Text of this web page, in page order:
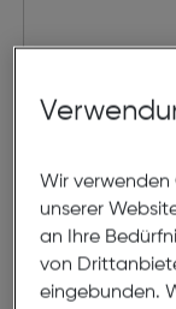
Wir
unserer
an Ihre
von
eingebunden.